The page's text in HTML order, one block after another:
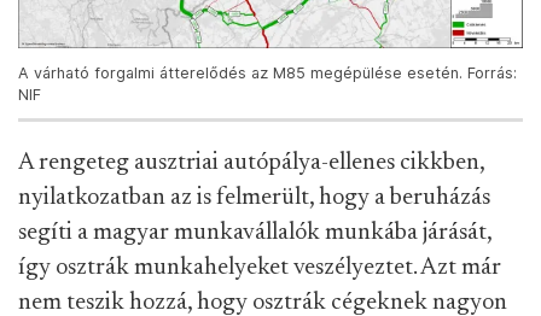
A várható forgalmi átterelődés az M85 megépülése esetén. Forrás:
NIF
A rengeteg ausztriai autópálya-ellenes cikkben,
nyilatkozatban az is felmerült, hogy a beruházás
segíti a magyar munkavállalók munkába járását,
így osztrák munkahelyeket veszélyeztet. Azt már
nem teszik hozzá, hogy osztrák cégeknek nagyon